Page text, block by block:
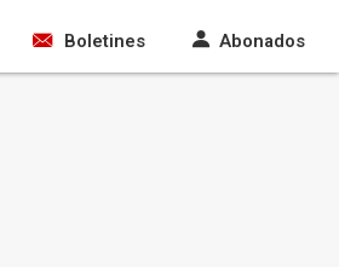
Boletines Abonados